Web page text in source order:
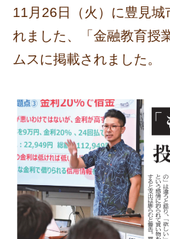
11月26日（火）に豊見
れました、「金融教育授
ムスに掲載されました。